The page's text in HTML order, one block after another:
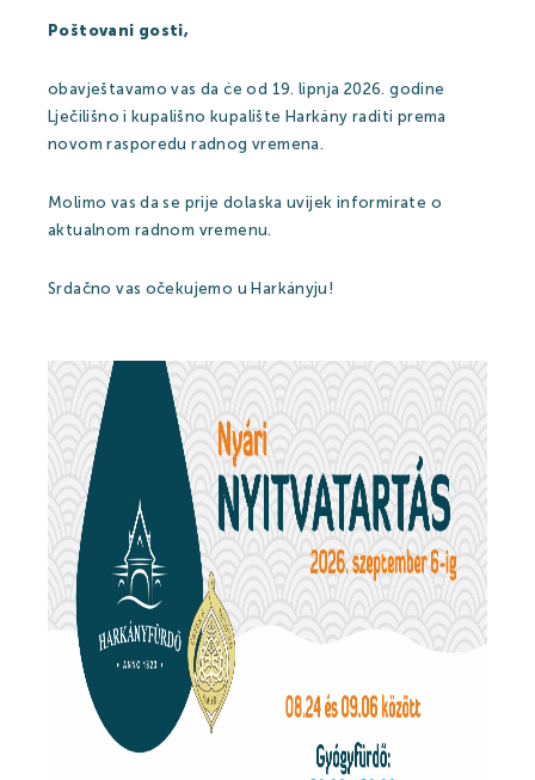
Medencék
Kikapcsolódási lehetőségek
Árak
WEBSHOP
Ajándékutalványok
Gyógyfürdő és Vízivilág árak 2026
Strandfürdő árak 2026
Feltöltődés Harkányban!
Egészségpénztárak
Bérlemények
Szállásajánlat
Poštovani gosti,
obavještavamo vas da će od 19. lipnja 2026. godine
Lječilišno i kupališno kupalište Harkány raditi prema
novom rasporedu radnog vremena.
Molimo vas da se prije dolaska uvijek informirate o
aktualnom radnom vremenu.
Srdačno vas očekujemo u Harkányju!